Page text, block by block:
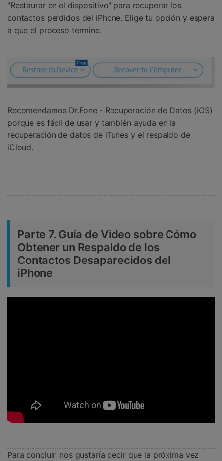
"Restaurar en el dispositivo" para recuperar los
contactos perdidos del iPhone. Elige tu opción y espera
a que el proceso termine.
Recomendamos Dr.Fone - Recuperación de Datos (iOS)
porque es fácil de usar y también ayuda en la
recuperación de datos de iTunes y el respaldo de
iCloud.
Parte 7. Guía de Video sobre Cómo
Obtener un Respaldo de los
Contactos Desaparecidos del
iPhone
Para concluir, nos gustaría decir que la próxima vez